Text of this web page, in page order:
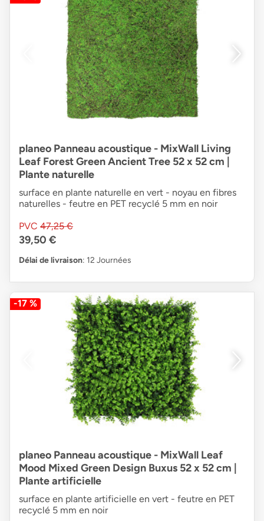
planeo Panneau acoustique - MixWall Living
Leaf Forest Green Ancient Tree 52 x 52 cm |
Plante naturelle
surface en plante naturelle en vert - noyau en fibres
naturelles - feutre en PET recyclé 5 mm en noir
PVC 47,25 €
39,50 €
Délai de livraison: 12 Journées
-17 %
planeo Panneau acoustique - MixWall Leaf
Mood Mixed Green Design Buxus 52 x 52 cm |
Plante artificielle
surface en plante artificielle en vert - feutre en PET
recyclé 5 mm en noir